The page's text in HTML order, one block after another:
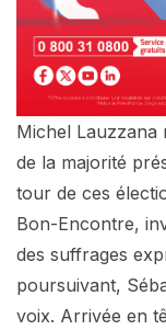
Michel Lauzzana
de la majorité
tour de ces
Bon-Encontre,
des suffrages
poursuivant,
voix. Arrivée en